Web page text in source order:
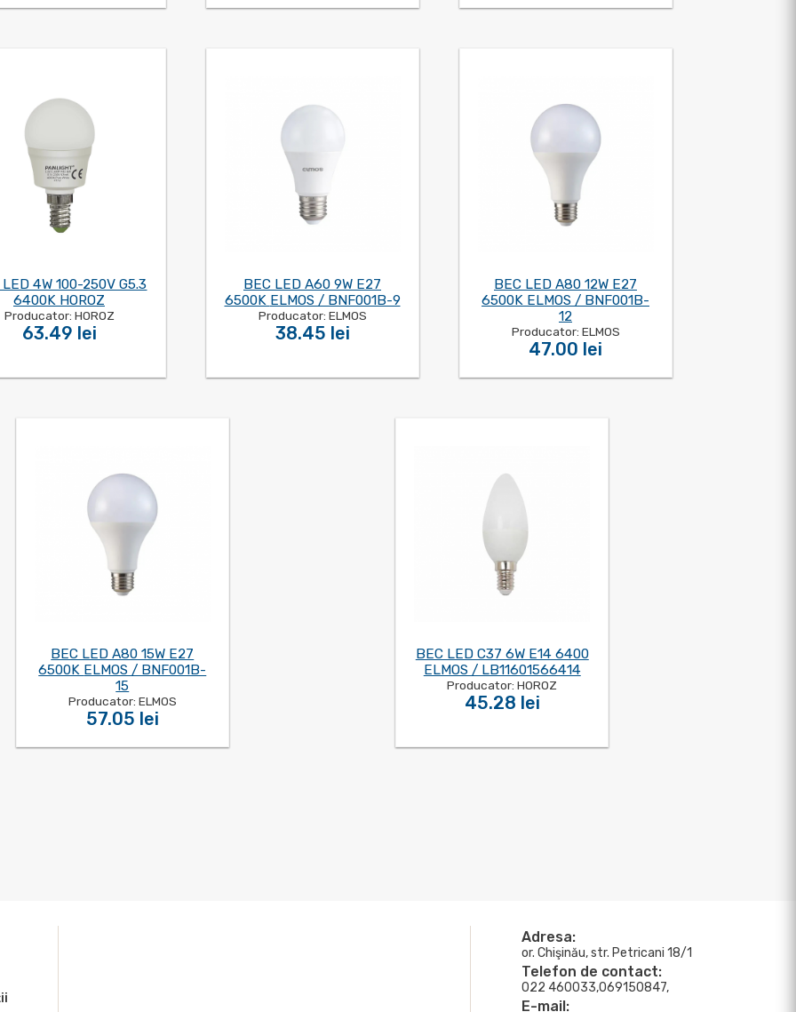
4W 100-250V G5.3
6400K HOROZ
Producator: HOROZ
63.49 lei
BEC LED A60 9W E27
6500K ELMOS / BNF001B-9
Producator: ELMOS
38.45 lei
BEC LED A80 12W E27
6500K ELMOS / BNF001B-
12
Producator: ELMOS
47.00 lei
BEC LED A80 15W E27
6500K ELMOS / BNF001B-
15
Producator: ELMOS
57.05 lei
BEC LED C37 6W E14 6400
ELMOS / LB11601566414
Producator: HOROZ
45.28 lei
Adresa:
or. Chişinău, str. Petricani 18/1
Telefon de contact:
022 460033,069150847,
E-mail: